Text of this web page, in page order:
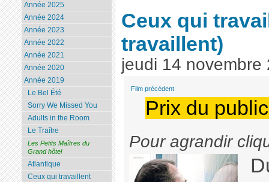
Ceux qui
travaillent)
jeudi 14 novembre
Film précédent
Prix du
Pour agrandir
Année 2025
Année 2024
Année 2023
Année 2022
Année 2021
Année 2020
Année 2019
Le Bel Été
Sorry We Missed You
Adults in the Room
Le Traître
Les Petits Maîtres du
Grand hôtel
Atlantique
Ceux qui travaillent